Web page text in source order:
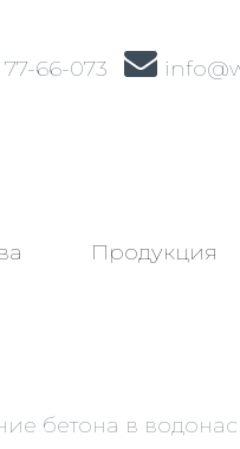
77-66-073
Продукция
бетона в